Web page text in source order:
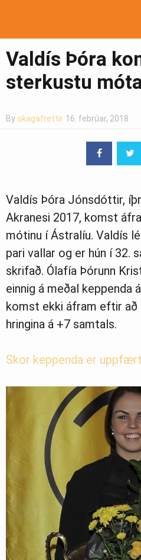
Mannlíf
Heilsueflandi samfélag
Greinasafn
Ljósmyndasafn
Valdís Þóra
sterkustu
By skagafrettir 16. febrúar, 2018
Valdís Þóra Jónsdóttir,
Akranesi 2017, komst
mótinu í Ástralíu. Valdís
pari vallar og er hún í 32.
skrifað. Ólafía Þórunn
einnig á meðal keppenda
komst ekki áfram eftir
hringina á +7 samtals.
Skor keppenda er